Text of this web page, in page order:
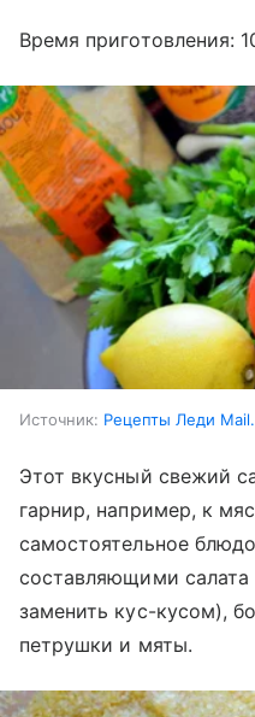
Время приготовления:
Источник: Рецепты Леди
Этот вкусный свежий
гарнир, например, к
самостоятельное
составляющими
заменить кус-кусом),
петрушки и мяты.